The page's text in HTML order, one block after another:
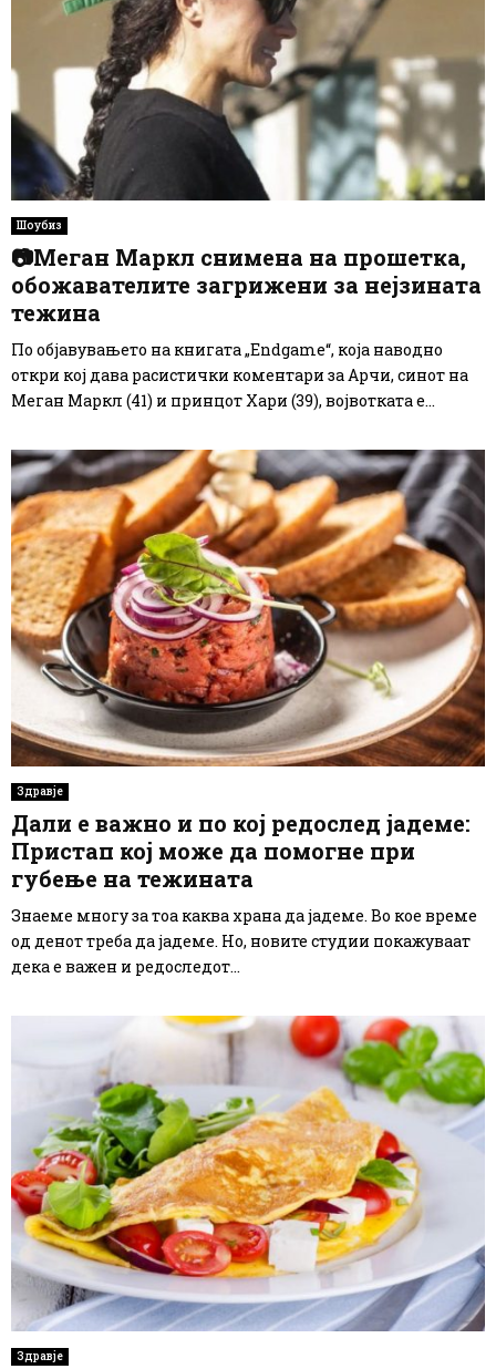
Шоубиз
📷Меган Маркл снимена на прошетка,
обожавателите загрижени за нејзината
тежина
По објавувањето на книгата „Endgame“, која наводно
откри кој дава расистички коментари за Арчи, синот на
Меган Маркл (41) и принцот Хари (39), војвотката е...
Здравје
Дали е важно и по кој редослед јадеме:
Пристап кој може да помогне при
губење на тежината
Знаеме многу за тоа каква храна да јадеме. Во кое време
од денот треба да јадеме. Но, новите студии покажуваат
дека е важен и редоследот...
Здравје